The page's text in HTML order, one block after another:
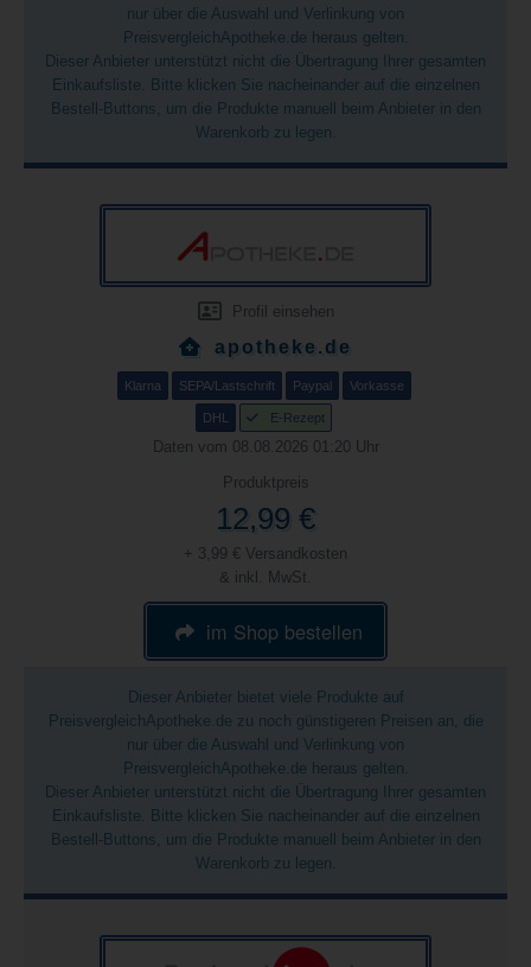
nur über die Auswahl und Verlinkung von
PreisvergleichApotheke.de heraus gelten.
Dieser Anbieter unterstützt nicht die Übertragung Ihrer gesamten
Einkaufsliste. Bitte klicken Sie nacheinander auf die einzelnen
Bestell-Buttons, um die Produkte manuell beim Anbieter in den
Warenkorb zu legen.
Profil einsehen
apotheke.de
Klarna SEPA/Lastschrift Paypal Vorkasse
DHL E-Rezept
Daten vom 08.08.2026 01:20 Uhr
Produktpreis
12,99 €
+ 3,99 € Versandkosten
& inkl. MwSt.
im Shop bestellen
Dieser Anbieter bietet viele Produkte auf
PreisvergleichApotheke.de zu noch günstigeren Preisen an, die
nur über die Auswahl und Verlinkung von
PreisvergleichApotheke.de heraus gelten.
Dieser Anbieter unterstützt nicht die Übertragung Ihrer gesamten
Einkaufsliste. Bitte klicken Sie nacheinander auf die einzelnen
Bestell-Buttons, um die Produkte manuell beim Anbieter in den
Warenkorb zu legen.